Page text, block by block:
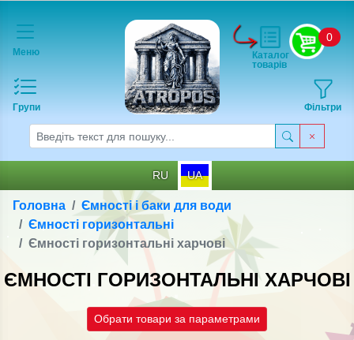
Меню
Групи
0
Фільтри
Каталог
товарів
RU UA
Головна
Ємності і баки для води
Ємності горизонтальні
Ємності горизонтальні харчові
ЄМНОСТІ ГОРИЗОНТАЛЬНІ ХАРЧОВІ
Обрати товари за параметрами